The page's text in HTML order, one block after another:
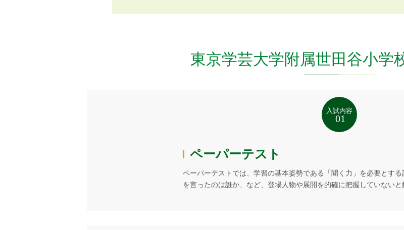
東京学芸大学附属世田谷小学
ペーパーテスト
ペーパーテストでは、学習の基本姿勢である「聞く力」を必要とす
を言ったのは誰か、など、登場人物や展開を的確に把握していないと